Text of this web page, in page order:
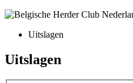
Uitslagen
Uitslagen